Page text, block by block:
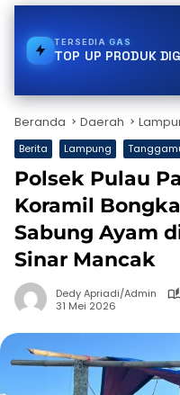
TERSEDIAPAKET DATA
TOP UP PRODUK
Beranda Daerah
Berita Lampung
Polsek Pulau
Koramil
Sabung Ayam
Sinar Mancak
Dedy Apriadi/Admin
31 Mei 2026